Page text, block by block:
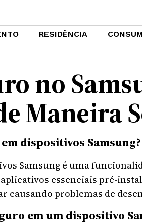
RESIDÊNCIA
no
Maneira
dispositivos Samsung?
Samsung é uma
essenciais pré-
causando problemas de
em um dispositivo